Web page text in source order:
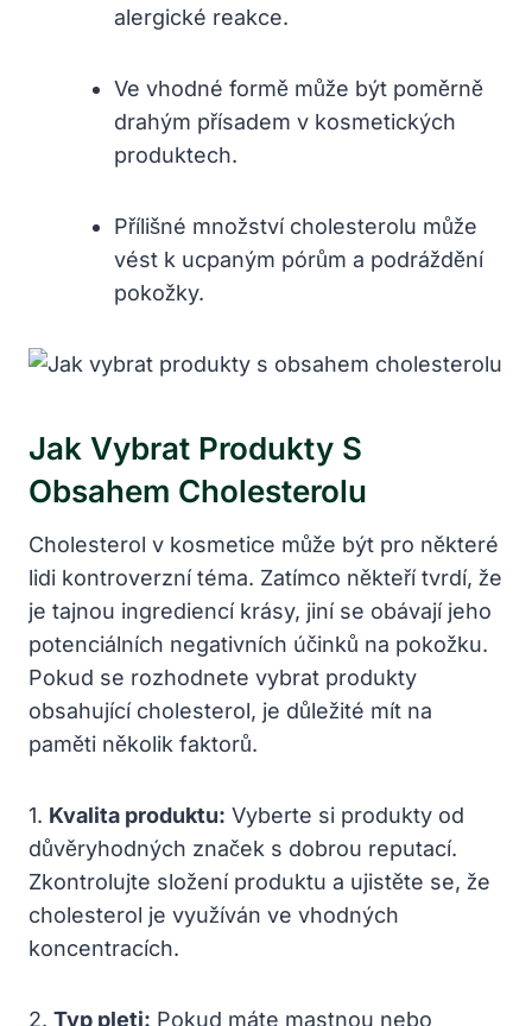
alergické reakce.
Ve vhodné formě může být poměrně
drahým přísadem v kosmetických
produktech.
Přílišné množství cholesterolu může
vést k ucpaným pórům a podráždění
pokožky.
Jak Vybrat Produkty S
Obsahem Cholesterolu
Cholesterol v kosmetice může být pro některé
lidi kontroverzní téma. Zatímco někteří tvrdí, že
je tajnou ingrediencí krásy, jiní se obávají jeho
potenciálních negativních účinků na pokožku.
Pokud se rozhodnete vybrat produkty
obsahující cholesterol, je důležité mít na
paměti několik faktorů.
1. Kvalita produktu: Vyberte si produkty od
důvěryhodných značek s dobrou reputací.
Zkontrolujte složení produktu a ujistěte se, že
cholesterol je využíván ve vhodných
koncentracích.
2. Typ pleti: Pokud máte mastnou nebo